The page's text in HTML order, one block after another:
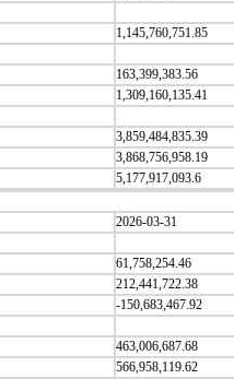
1,145,760,751.85
163,399,383.56
1,309,160,135.41
3,859,484,835.39
3,868,756,958.19
5,177,917,093.6
2026-03-31
61,758,254.46
212,441,722.38
-150,683,467.92
463,006,687.68
566,958,119.62